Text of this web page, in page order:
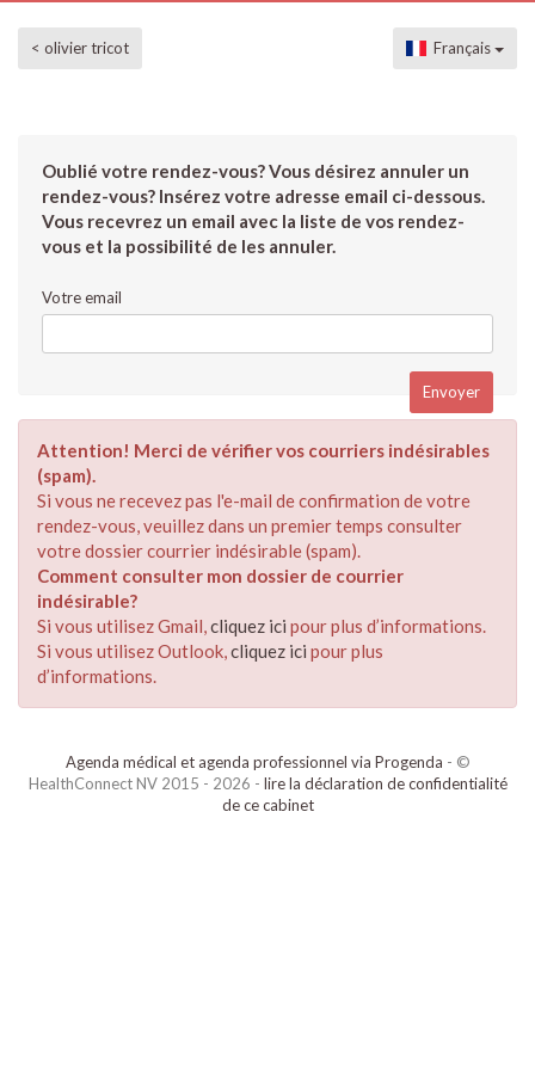
< olivier tricot Français
Oublié votre rendez-vous? Vous désirez annuler un
rendez-vous? Insérez votre adresse email ci-dessous.
Vous recevrez un email avec la liste de vos rendez-
vous et la possibilité de les annuler.
Votre email
Attention! Merci de vérifier vos courriers indésirables
(spam).
Si vous ne recevez pas l'e-mail de confirmation de votre
rendez-vous, veuillez dans un premier temps consulter
votre dossier courrier indésirable (spam).
Comment consulter mon dossier de courrier
indésirable?
Si vous utilisez Gmail,cliquez ici pour plus d’informations.
Si vous utilisez Outlook,cliquez ici pour plus
d’informations.
Agenda médical et agenda professionnel via Progenda - ©
HealthConnect NV 2015 - 2026 - lire la déclaration de confidentialité
de ce cabinet